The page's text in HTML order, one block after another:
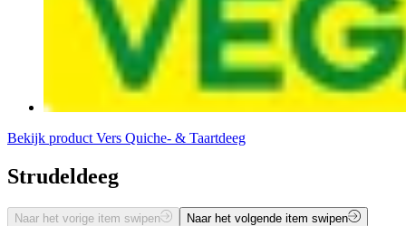
Bekijk productVers Quiche- & Taartdeeg
Strudeldeeg
Naar het vorige item swipen Naar het volgende item swipen